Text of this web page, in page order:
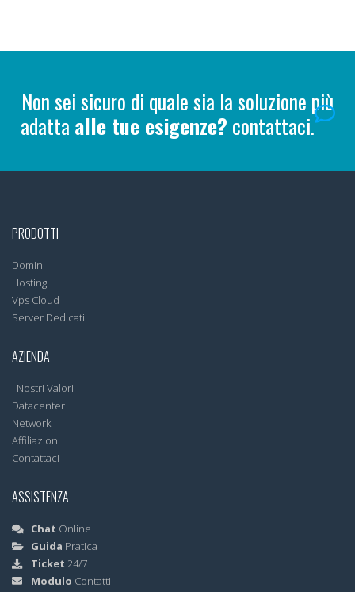
Non sei sicuro di quale sia la soluzione più
adatta alle tue esigenze? contattaci.
PRODOTTI
Domini
Hosting
Vps Cloud
Server Dedicati
AZIENDA
I Nostri Valori
Datacenter
Network
Affiliazioni
Contattaci
ASSISTENZA
Chat Online
Guida Pratica
Ticket 24/7
Modulo Contatti